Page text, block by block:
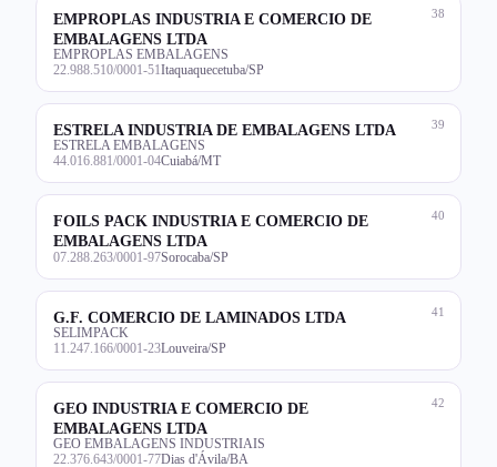
38
EMPROPLAS INDUSTRIA E COMERCIO DE
EMBALAGENS LTDA
EMPROPLAS EMBALAGENS
22.988.510/0001-51 Itaquaquecetuba/SP
39
ESTRELA INDUSTRIA DE EMBALAGENS LTDA
ESTRELA EMBALAGENS
44.016.881/0001-04Cuiabá/MT
40
FOILS PACK INDUSTRIA E COMERCIO DE
EMBALAGENS LTDA
07.288.263/0001-97Sorocaba/SP
41
G.F. COMERCIO DE LAMINADOS LTDA
SELIMPACK
11.247.166/0001-23Louveira/SP
42
GEO INDUSTRIA E COMERCIO DE
EMBALAGENS LTDA
GEO EMBALAGENS INDUSTRIAIS
22.376.643/0001-77Dias d'Ávila/BA